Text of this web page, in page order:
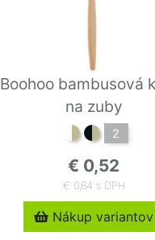
Boohoo bambusová
na zuby
2
€ 0,52
€ 0,64 s DPH
Nákup variantov